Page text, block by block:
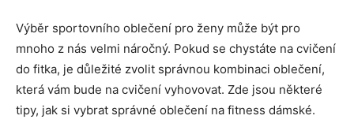
Výběr sportovního oblečení pro ženy může být pro
mnoho z nás velmi náročný. Pokud se chystáte na cvičení
do fitka, je důležité zvolit správnou kombinaci oblečení,
která vám bude na cvičení vyhovovat. Zde jsou některé
tipy, jak si vybrat správné oblečení na fitness dámské.